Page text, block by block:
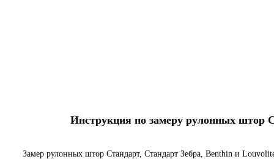
Инструкция по замеру рулонных штор
Замер рулонных штор Стандарт, Стандарт Зебра, Benthin и